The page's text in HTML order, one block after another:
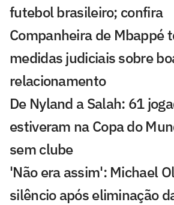
futebol brasileiro; confira
Companheira de Mbappé
medidas judiciais sobre
relacionamento
De Nyland a Salah: 61
estiveram na Copa do
sem clube
'Não era assim': Michael
silêncio após eliminação